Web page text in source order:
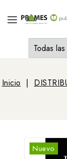
Inicio
Nuevo